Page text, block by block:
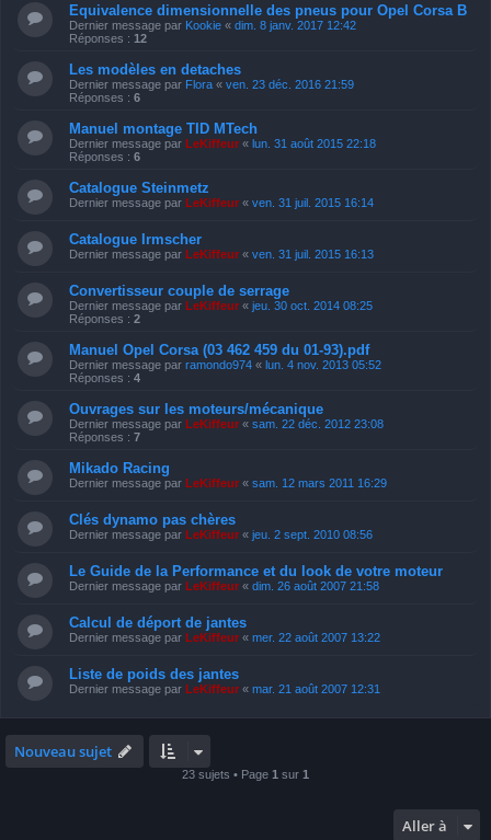
Equivalence dimensionnelle des pneus pour Opel Corsa B
Dernier message par Kookie « dim. 8 janv. 2017 12:42
Réponses : 12
Les modèles en detaches
Dernier message par Flora « ven. 23 déc. 2016 21:59
Réponses : 6
Manuel montage TID MTech
Dernier message par LeKiffeur « lun. 31 août 2015 22:18
Réponses : 6
Catalogue Steinmetz
Dernier message par LeKiffeur « ven. 31 juil. 2015 16:14
Catalogue Irmscher
Dernier message par LeKiffeur « ven. 31 juil. 2015 16:13
Convertisseur couple de serrage
Dernier message par LeKiffeur « jeu. 30 oct. 2014 08:25
Réponses : 2
Manuel Opel Corsa (03 462 459 du 01-93).pdf
Dernier message par ramondo974 « lun. 4 nov. 2013 05:52
Réponses : 4
Ouvrages sur les moteurs/mécanique
Dernier message par LeKiffeur « sam. 22 déc. 2012 23:08
Réponses : 7
Mikado Racing
Dernier message par LeKiffeur « sam. 12 mars 2011 16:29
Clés dynamo pas chères
Dernier message par LeKiffeur « jeu. 2 sept. 2010 08:56
Le Guide de la Performance et du look de votre moteur
Dernier message par LeKiffeur « dim. 26 août 2007 21:58
Calcul de déport de jantes
Dernier message par LeKiffeur « mer. 22 août 2007 13:22
Liste de poids des jantes
Dernier message par LeKiffeur « mar. 21 août 2007 12:31
Nouveau sujet
23 sujets • Page 1 sur 1
Aller à